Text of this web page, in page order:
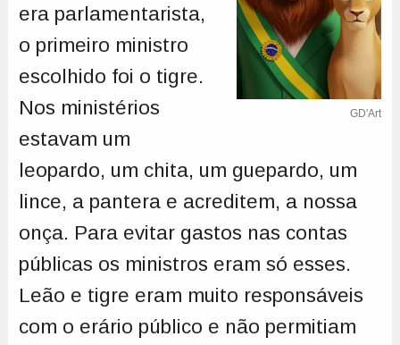
GD'Art
era parlamentarista,
o primeiro ministro
escolhido foi o tigre.
Nos ministérios
estavam um
leopardo, um chita, um guepardo, um
lince, a pantera e acreditem, a nossa
onça. Para evitar gastos nas contas
públicas os ministros eram só esses.
Leão e tigre eram muito responsáveis
com o erário público e não permitiam